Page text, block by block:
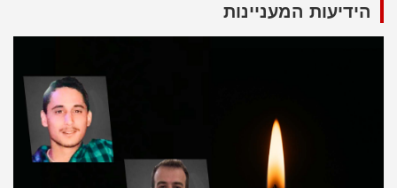
הידיעות המעניינות